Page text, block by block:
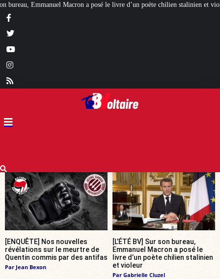
le livre d’un poète chilien stalinien et violeur Freyja, la déesse
[ENQUÊTE] Nos nouvelles
révélations sur le meurtre de
Quentin commis par des antifas
Par Jean Bexon
[L’ÉTÉ BV] Sur son bureau,
Emmanuel Macron a posé le
livre d’un poète chilien stalinien
et violeur
Par Gabrielle Cluzel